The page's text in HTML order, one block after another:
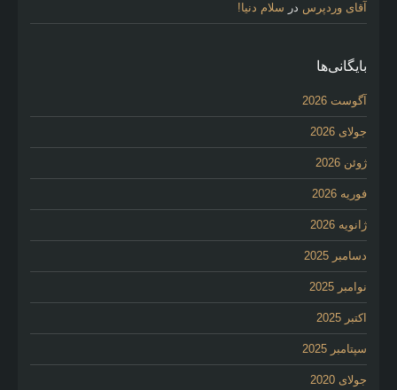
آقای وردپرس در سلام دنیا!
بایگانی‌ها
آگوست 2026
جولای 2026
ژوئن 2026
فوریه 2026
ژانویه 2026
دسامبر 2025
نوامبر 2025
اکتبر 2025
سپتامبر 2025
جولای 2020